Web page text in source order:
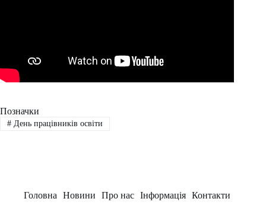
Позначки
#День працівників освіти
Головна Новини Про нас Інформація Контакти